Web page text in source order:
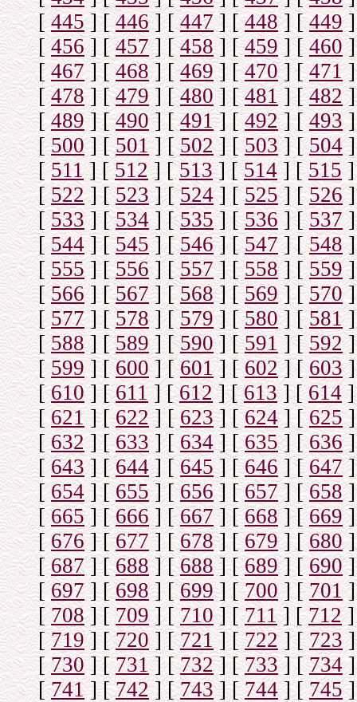
[445] [446] [447] [448] [449]
[456] [457] [458] [459] [460]
[467] [468] [469] [470] [471]
[478] [479] [480] [481] [482]
[489] [490] [491] [492] [493]
[500] [501] [502] [503] [504]
[511] [512] [513] [514] [515]
[522] [523] [524] [525] [526]
[533] [534] [535] [536] [537]
[544] [545] [546] [547] [548]
[555] [556] [557] [558] [559]
[566] [567] [568] [569] [570]
[577] [578] [579] [580] [581]
[588] [589] [590] [591] [592]
[599] [600] [601] [602] [603]
[610] [611] [612] [613] [614]
[ 621] [622] [623] [624] [625]
[632] [633] [634] [635] [636]
[643] [644] [645] [646] [ 647]
[654] [655] [656] [657] [658]
[665] [666] [667] [668] [669]
[676] [677] [678] [679] [680]
[687] [688] [688] [689] [690]
[697] [698] [699] [700] [ 701]
[708] [709] [710] [711] [712]
[719] [720] [721] [722] [723]
[730] [731] [732] [733] [734]
[741] [742] [743] [744] [745]